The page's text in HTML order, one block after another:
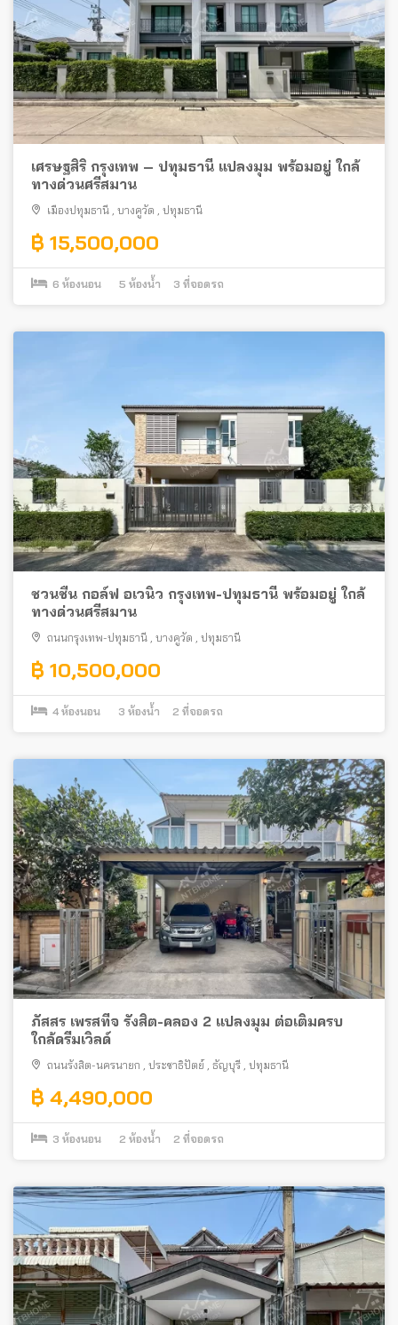
เศรษฐสิริ กรุงเทพ – ปทุมธานี แปลงมุม พร้อมอยู่ ใกล้
ทางด่วนศรีสมาน
เมืองปทุมธานี , บางคูวัด , ปทุมธานี
฿ 15,500,000
6 ห้องนอน 5 ห้องน้ำ 3 ที่จอดรถ
ชวนชื่น กอล์ฟ อเวนิว กรุงเทพ-ปทุมธานี พร้อมอยู่ ใกล้
ทางด่วนศรีสมาน
ถนนกรุงเทพ-ปทุมธานี , บางคูวัด , ปทุมธานี
฿ 10,500,000
4 ห้องนอน 3 ห้องน้ำ 2 ที่จอดรถ
ภัสสร เพรสทีจ รังสิต-คลอง 2 แปลงมุม ต่อเติมครบ
ใกล้ดรีมเวิลด์
ถนนรังสิต-นครนายก , ประชาธิปัตย์ , ธัญบุรี , ปทุมธานี
฿ 4,490,000
3 ห้องนอน 2 ห้องน้ำ 2 ที่จอดรถ